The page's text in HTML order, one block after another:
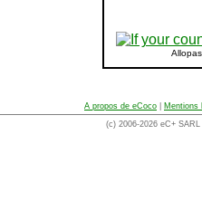
A propos de eCoco
Mentions
(c) 2006-2026 eC+